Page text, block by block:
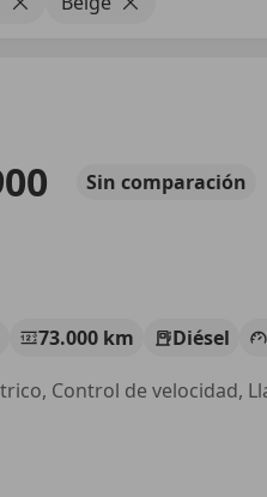
Sin comparación
73.000 km Diésel